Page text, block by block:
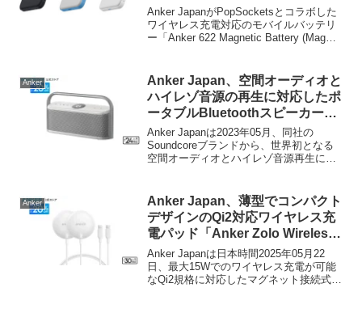
(MagGo with PopSockets
Grip)」にホワイトとブルーカラ
ーを追加。
Anker JapanがPopSocketsとコラボした
ワイヤレス充電対応のモバイルバッテリ
ー「Anker 622 Magnetic Battery (MagGo
Anker
Anker Japan、空間オーディオと
ハイレゾ音源の再生に対応したポ
ータブルBluetoothスピーカー
「Soundcore Motion X600」に
ホワイトモデルを追加。
Anker Japanは2023年05月、同社の
Soundcoreブランドから、世界初となる
空間オーディオとハイレゾ音源再生に対
売しましたが、このSoundcore Motion
X600に新たにホワイトモデルが追加＆発
売されています。
Anker
Anker Japan、薄型でコンパクト
デザインのQi2対応ワイヤレス充
電パッド「Anker Zolo Wireless
Charger (Magnetic, Pad)」の2個
セットモデルを発売。
Anker Japanは日本時間2025年05月22
日、最大15Wでのワイヤレス充電が可能
なQi2規格に対応したマグネット接続式の